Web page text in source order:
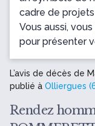
cadre de
Vous aussi,
pour présenter
L’avis de décès de
publié à Olliergues
Rendez